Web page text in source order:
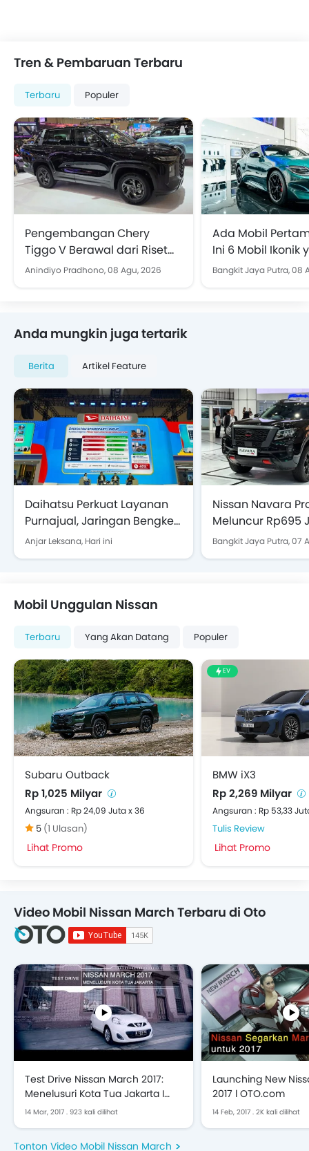
Tren & Pembaruan Terbaru
Terbaru Populer
Pengembangan Chery
Tiggo V Berawal dari Riset
Jalanan Indonesia
Anindiyo Pradhono,08 Agu, 2026
Ada Mobil
Ini 6 Mobil Ikonik
Perhatian di
Bangkit Jaya Putra,08
Anda mungkin juga tertarik
Berita Artikel Feature
Daihatsu Perkuat Layanan
Purnajual, Jaringan Bengkel
Luas hingga Garansi Suku
Anjar Leksana, Hari ini
Nissan Navara
Meluncur Rp695
Kehebatannya?
Bangkit Jaya Putra,07
Mobil Unggulan Nissan
Terbaru Yang Akan Datang Populer
Subaru Outback
Rp 1,025 Milyar
Angsuran : Rp 24,09 Juta x 36
5 (1 Ulasan)
Lihat Promo
EV
BMW iX3
Rp 2,269 Milyar
Angsuran : Rp 53,33
Tulis Review
Lihat Promo
Video Mobil Nissan March Terbaru di Oto
Test Drive Nissan March 2017:
Menelusuri Kota Tua Jakarta I
OTO.com
14 Mar, 2017 . 923 kali dilihat
Launching New
2017 l OTO.com
14 Feb, 2017 . 2K kali dilihat
Tonton Video Mobil Nissan March